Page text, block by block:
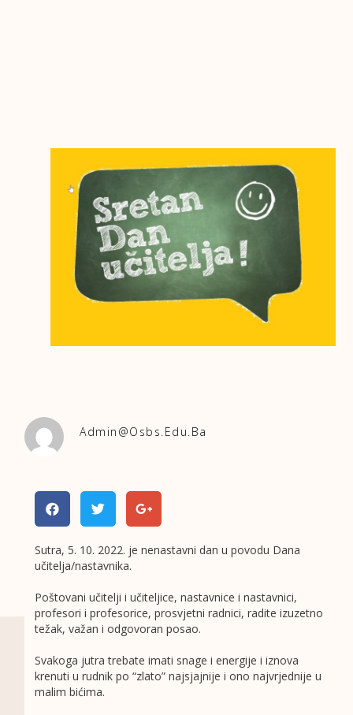
Admin@osbs.edu.ba
Sutra, 5. 10. 2022. je nenastavni dan u povodu Dana
učitelja/nastavnika.
Poštovani učitelji i učiteljice, nastavnice i nastavnici,
profesori i profesorice, prosvjetni radnici, radite izuzetno
težak, važan i odgovoran posao.
Svakoga jutra trebate imati snage i energije i iznova
krenuti u rudnik po “zlato” najsjajnije i ono najvrjednije u
malim bićima.